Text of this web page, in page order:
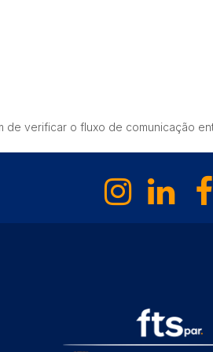
verificar o fluxo de comunicação